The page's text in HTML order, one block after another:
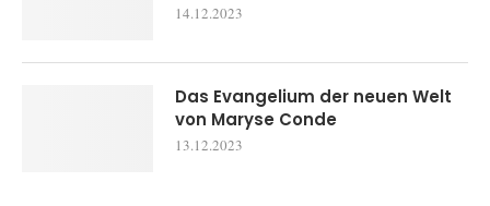
14.12.2023
Das Evangelium der neuen Welt
von Maryse Conde
13.12.2023